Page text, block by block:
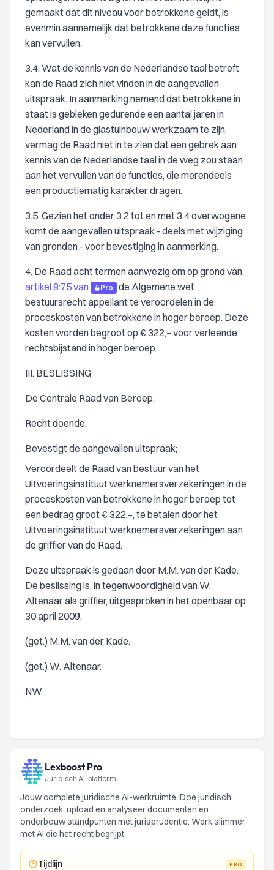
gemaakt dat dit niveau voor betrokkene geldt, is
evenmin aannemelijk dat betrokkene deze functies
kan vervullen.
3.4. Wat de kennis van de Nederlandse taal betreft
kan de Raad zich niet vinden in de aangevallen
uitspraak. In aanmerking nemend dat betrokkene in
staat is gebleken gedurende een aantal jaren in
Nederland in de glastuinbouw werkzaam te zijn,
vermag de Raad niet in te zien dat een gebrek aan
kennis van de Nederlandse taal in de weg zou staan
aan het vervullen van de functies, die merendeels
een productiematig karakter dragen.
3.5. Gezien het onder 3.2 tot en met 3.4 overwogene
komt de aangevallen uitspraak - deels met wijziging
van gronden - voor bevestiging in aanmerking.
4. De Raad acht termen aanwezig om op grond van
artikel 8:75 van
Pro
de Algemene wet
bestuursrecht appellant te veroordelen in de
proceskosten van betrokkene in hoger beroep. Deze
kosten worden begroot op € 322,– voor verleende
rechtsbijstand in hoger beroep.
III. BESLISSING
De Centrale Raad van Beroep;
Recht doende:
Bevestigt de aangevallen uitspraak;
Veroordeelt de Raad van bestuur van het
Uitvoeringsinstituut werknemersverzekeringen in de
proceskosten van betrokkene in hoger beroep tot
een bedrag groot € 322,–, te betalen door het
Uitvoeringsinstituut werknemersverzekeringen aan
de griffier van de Raad.
Deze uitspraak is gedaan door M.M. van der Kade.
De beslissing is, in tegenwoordigheid van W.
Altenaar als griffier, uitgesproken in het openbaar op
30 april 2009.
(get.) M.M. van der Kade.
(get.) W. Altenaar.
NW
Lexboost Pro
Juridisch AI-platform
Jouw complete juridische AI-werkruimte. Doe juridisch
onderzoek, upload en analyseer documenten en
onderbouw standpunten met jurisprudentie. Werk slimmer
met AI die het recht begrijpt.
Tijdlijn PRO